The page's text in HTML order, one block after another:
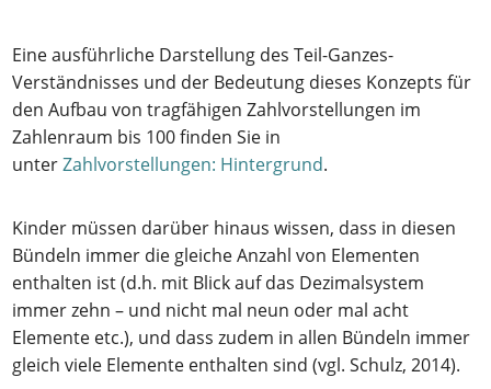
Eine ausführliche Darstellung des Teil-Ganzes-
Verständnisses und der Bedeutung dieses Konzepts für
den Aufbau von tragfähigen Zahlvorstellungen im
Zahlenraum bis 100 finden Sie in
unterZahlvorstellungen: Hintergrund.
Kinder müssen darüber hinaus wissen, dass in diesen
Bündeln immer die gleiche Anzahl von Elementen
enthalten ist (d.h. mit Blick auf das Dezimalsystem
immer zehn – und nicht mal neun oder mal acht
Elemente etc.), und dass zudem in allen Bündeln immer
gleich viele Elemente enthalten sind (vgl. Schulz, 2014).